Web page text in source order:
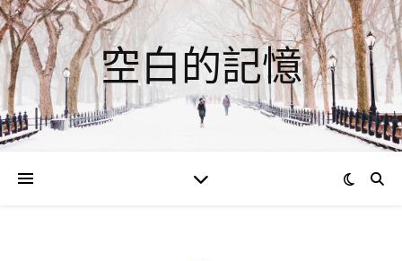
空白的記憶